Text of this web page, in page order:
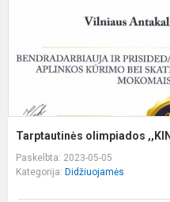
Tarptautinės olimpiados
Paskelbta: 2023-05-05
Kategorija: Didžiuojamės